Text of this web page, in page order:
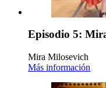
Episodio 5:
Mira Milosevich
Más información